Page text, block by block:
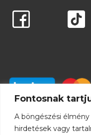
Fontosnak
A böngészési
hirdetések vagy